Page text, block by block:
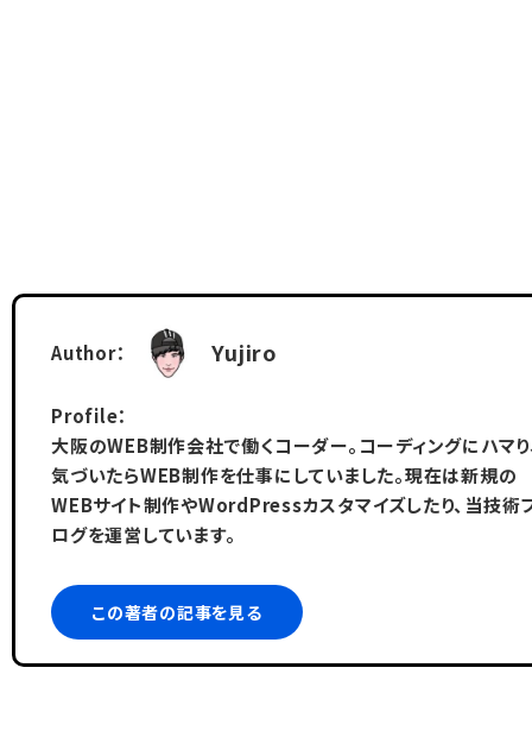
Author： Yujiro
Profile：
大阪のWEB制作会社で働くコーダー。コーディングにハマり
気づいたらWEB制作を仕事にしていました。現在は新規の
WEBサイト制作やWordPressカスタマイズしたり、当技術
ログを運営しています。
この著者の記事を見る